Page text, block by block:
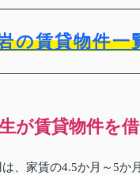
の賃貸物件一
が賃貸物件を
、家賃の4.5か月～5か